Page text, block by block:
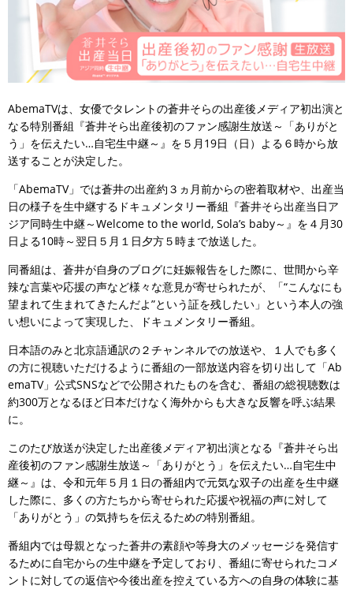
AbemaTVは、女優でタレントの蒼井そらの出産後メディア初出演と
なる特別番組『蒼井そら出産後初のファン感謝生放送～「ありがと
う」を伝えたい…自宅生中継～』を５月19日（日）よる６時から放
送することが決定した。
「AbemaTV」では蒼井の出産約３ヵ月前からの密着取材や、出産当
日の様子を生中継するドキュメンタリー番組『蒼井そら出産当日ア
ジア同時生中継～Welcome to the world, Sola’s baby～』を４月30
日よる10時～翌日５月１日夕方５時まで放送した。
同番組は、蒼井が自身のブログに妊娠報告をした際に、世間から辛
辣な言葉や応援の声など様々な意見が寄せられたが、「“こんなにも
望まれて生まれてきたんだよ”という証を残したい」という本人の強
い想いによって実現した、ドキュメンタリー番組。
日本語のみと北京語通訳の２チャンネルでの放送や、１人でも多く
の方に視聴いただけるように番組の一部放送内容を切り出して「Ab
emaTV」公式SNSなどで公開されたものを含む、番組の総視聴数は
約300万となるほど日本だけなく海外からも大きな反響を呼ぶ結果
に。
このたび放送が決定した出産後メディア初出演となる『蒼井そら出
産後初のファン感謝生放送～「ありがとう」を伝えたい…自宅生中
継～』は、令和元年５月１日の番組内で元気な双子の出産を生中継
した際に、多くの方たちから寄せられた応援や祝福の声に対して
「ありがとう」の気持ちを伝えるための特別番組。
番組内では母親となった蒼井の素顔や等身大のメッセージを発信す
るために自宅からの生中継を予定しており、番組に寄せられたコメ
ントに対しての返信や今後出産を控えている方への自身の体験に基